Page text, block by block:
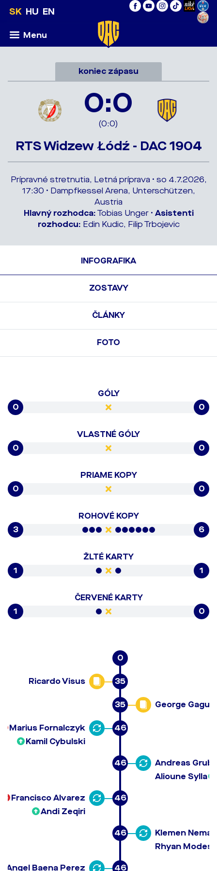
SK HU EN
Menu
koniec zápasu
0:0
(0:0)
RTS Widzew Łódź - DAC 1904
Prípravné stretnutia, Letná príprava • so 4.7.2026,
17:30 • Dampfkessel Arena, Unterschützen,
Austria
Hlavný rozhodca:Tobias Unger • Asistenti
rozhodcu: Edin Kudic, Filip Trbojevic
INFOGRAFIKA
ZOSTAVY
ČLÁNKY
FOTO
GÓLY
0
0
VLASTNÉ GÓLY
0
0
PRIAME KOPY
0
0
ROHOVÉ KOPY
3
6
ŽLTÉ KARTY
1
1
ČERVENÉ KARTY
1
0
0
35
Ricardo Visus
35 George Gagua
46
Marius Fornalczyk
Kamil Cybulski
46
Andreas
Alioune Sylla
46
Francisco Alvarez
Andi Zeqiri
46
Klemen
Rhyan
46
Angel Baena Perez